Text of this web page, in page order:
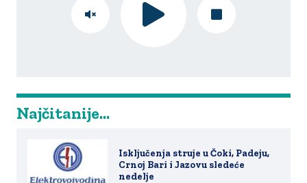
Najčitanije...
Isključenja struje u Čoki, Padeju,
Crnoj Bari i Jazovu sledeće
nedelje